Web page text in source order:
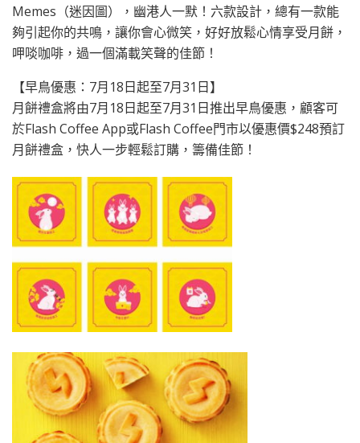
Memes（迷因圖），幽港人一默！六款設計，總有一款能
夠引起你的共鳴，讓你會心微笑，好好放鬆心情享受月餅，
呷啖咖啡，過一個滿載笑聲的佳節！
【早鳥優惠：7月18日起至7月31日】
月餅禮盒將由7月18日起至7月31日推出早鳥優惠，顧客可
於Flash Coffee App或Flash Coffee門市以優惠價$248預訂
月餅禮盒，快人一步輕鬆訂購，籌備佳節！